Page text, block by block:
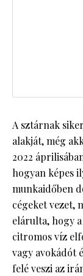
A sztárnak
alakját, még
2022
hogyan képes
munkaidőben
cégeket vezet,
elárulta, hogy
citromos víz
vagy avokádót
felé veszi az